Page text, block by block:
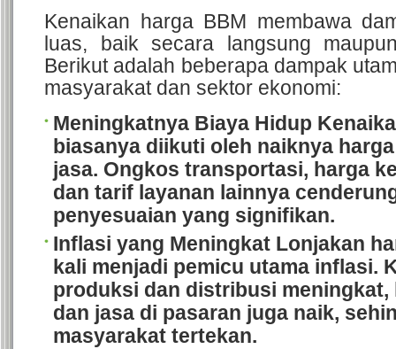
Kenaikan harga BBM membawa
luas, baik secara langsung
Berikut adalah beberapa dampak
masyarakat dan sektor ekonomi:
Meningkatnya Biaya Hidup
biasanya diikuti oleh naiknya
jasa. Ongkos transportasi, harga
dan tarif layanan lainnya
penyesuaian yang signifikan.
Inflasi yang Meningkat Lonjakan
kali menjadi pemicu utama inflasi.
produksi dan distribusi meningkat,
dan jasa di pasaran juga naik,
masyarakat tertekan.